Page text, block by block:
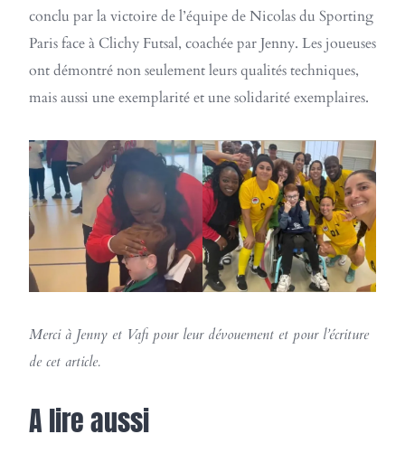
conclu par la victoire de l’équipe de Nicolas du Sporting
Paris face à Clichy Futsal, coachée par Jenny. Les joueuses
ont démontré non seulement leurs qualités techniques,
mais aussi une exemplarité et une solidarité exemplaires.
Merci à Jenny et Vafi pour leur dévouement et pour l’écriture
de cet article.
A lire aussi